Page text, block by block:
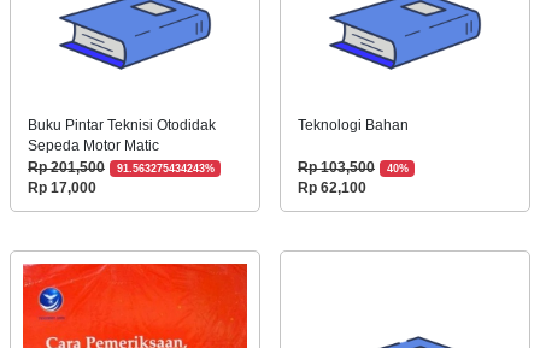
Buku Pintar Teknisi Otodidak
Sepeda Motor Matic
Rp 201,500
91.563275434243%
Rp 17,000
Teknologi Bahan
Rp 103,500 40%
Rp 62,100